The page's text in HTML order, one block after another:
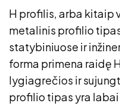
H profilis, arba kitaip
metalinis profilio
statybiniuose ir
forma primena raidę
lygiagrečios ir
profilio tipas yra